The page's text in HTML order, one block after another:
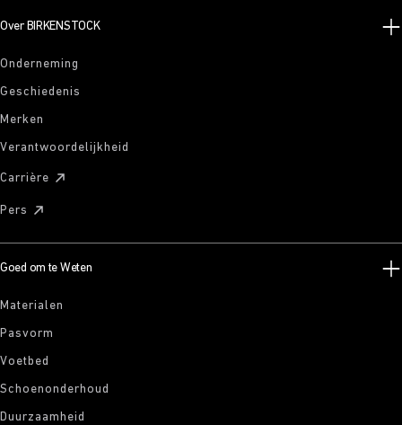
Over BIRKENSTOCK
Onderneming
Geschiedenis
Merken
Verantwoordelijkheid
Carrière
Pers
Goed om te Weten
Materialen
Pasvorm
Voetbed
Schoenonderhoud
Duurzaamheid